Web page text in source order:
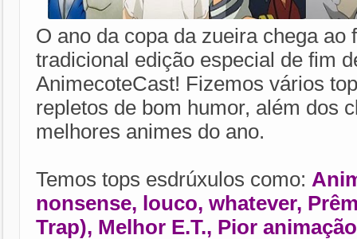
O ano da copa da zueira chega ao
tradicional edição especial de fim
AnimecoteCast! Fizemos vários
repletos de bom humor, além dos
melhores animes do ano.
Temos tops esdrúxulos como:
nonsense, louco, whatever,
Trap), Melhor E.T., Pior